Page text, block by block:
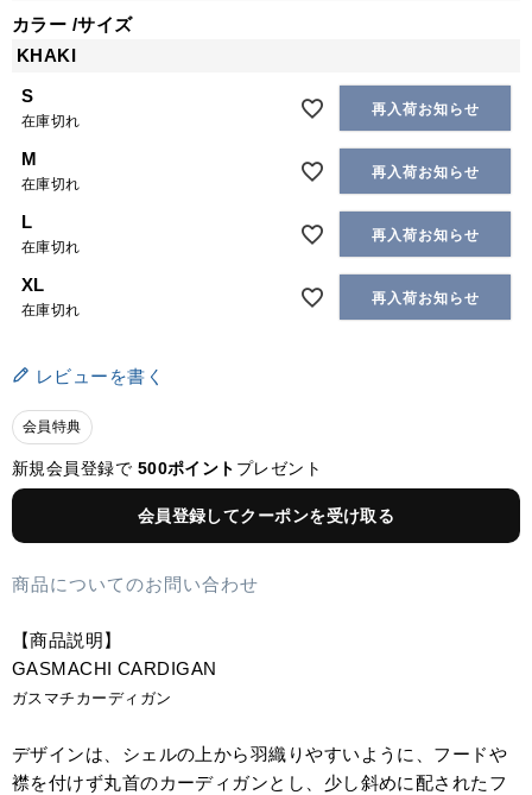
カラー サイズ
KHAKI
S
在庫切れ
再入荷お知らせ
M
在庫切れ
再入荷お知らせ
L
在庫切れ
再入荷お知らせ
XL
在庫切れ
再入荷お知らせ
レビューを書く
会員特典
新規会員登録で 500ポイント プレゼント
会員登録してクーポンを受け取る
商品についてのお問い合わせ
【商品説明】
GASMACHI CARDIGAN
ガスマチカーディガン
デザインは、シェルの上から羽織りやすいように、フードや
襟を付けず丸首のカーディガンとし、少し斜めに配されたフ